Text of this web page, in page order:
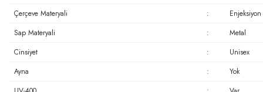
Çerçeve Materyali
:
Enjeksiyon
Sap Materyali
:
Metal
Cinsiyet
:
Unisex
Ayna
:
Yok